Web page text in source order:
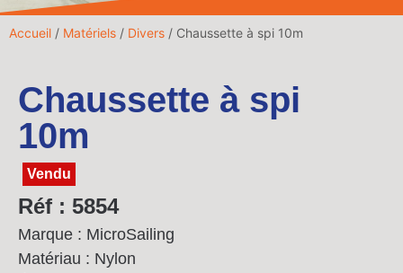
Accueil / Matériels / Divers / Chaussette à spi 10m
Chaussette à spi
10m
Vendu
Réf : 5854
Marque : MicroSailing
Matériau : Nylon